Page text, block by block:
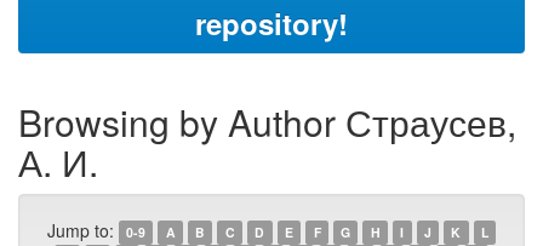
repository!
Browsing by Author Страусев,
А. И.
Jump to: 0-9 A B C D E F G H I J K
L